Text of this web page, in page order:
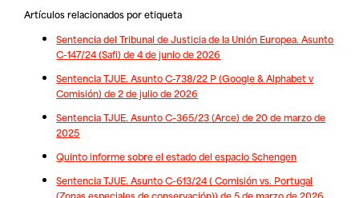
Artículos relacionados por etiqueta
Sentencia del Tribunal de Justicia de la Unión Europea. Asunto
C-147/24 (Safi) de 4 de junio de 2026
Sentencia TJUE. Asunto C-738/22 P (Google & Alphabet v
Comisión) de 2 de julio de 2026
Sentencia TJUE. Asunto C-365/23 (Arce) de 20 de marzo de
2025
Quinto informe sobre el estado del espacio Schengen
Sentencia TJUE. Asunto C-613/24 ( Comisión vs. Portugal